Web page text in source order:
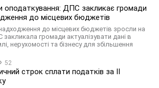
оподаткування: ДПС закликає громади
до місцевих бюджетів
до місцевих бюджетів зросли на
закликала громади актуалізувати дані в
нерухомості та бізнесу для збільшення
52
строк сплати податків за ІI